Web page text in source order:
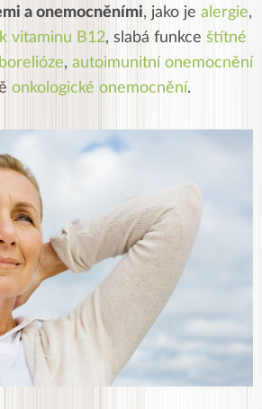
a onemocněními, jako je alergie,
vitaminu B12, slabá funkce štítné
borelióze, autoimunitní onemocnění
onkologické onemocnění.